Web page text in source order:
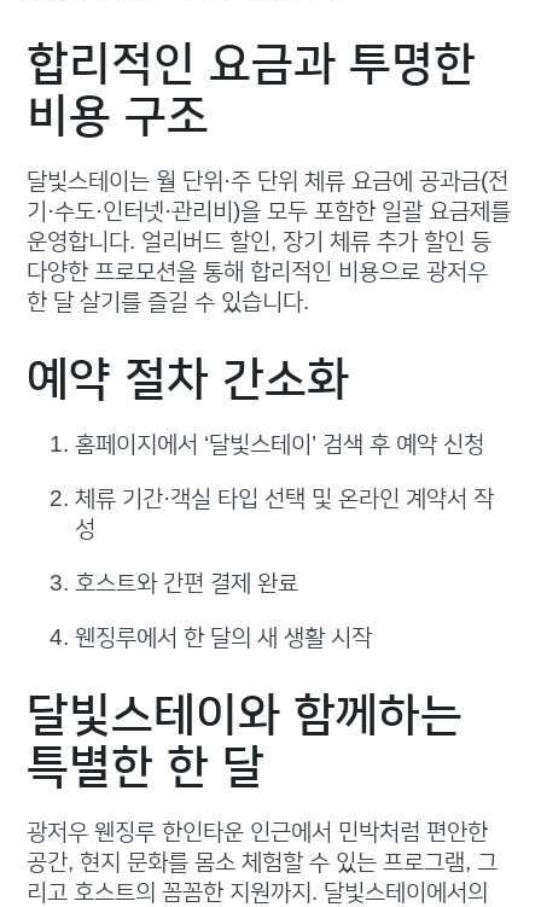
합리적인 요금과 투명한
비용 구조
달빛스테이는 월 단위·주 단위 체류 요금에 공과금(전
기·수도·인터넷·관리비)을 모두 포함한 일괄 요금제를
운영합니다. 얼리버드 할인, 장기 체류 추가 할인 등
다양한 프로모션을 통해 합리적인 비용으로 광저우
한 달 살기를 즐길 수 있습니다.
예약 절차 간소화
홈페이지에서 ‘달빛스테이’ 검색 후 예약 신청
체류 기간·객실 타입 선택 및 온라인 계약서 작
성
호스트와 간편 결제 완료
웬징루에서 한 달의 새 생활 시작
달빛스테이와 함께하는
특별한 한 달
광저우 웬징루 한인타운 인근에서 민박처럼 편안한
공간, 현지 문화를 몸소 체험할 수 있는 프로그램, 그
리고 호스트의 꼼꼼한 지원까지. 달빛스테이에서의